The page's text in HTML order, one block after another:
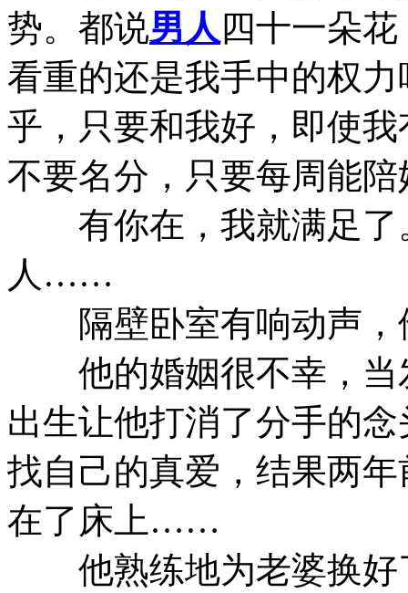
势。都说男人 四十一朵
看重的还是我手中的权
乎，只要和我好，即使我
不要名分，只要每周能
有你在，我就满足了
人……
隔壁卧室有响动声，
他的婚姻很不幸，当
出生让他打消了分手的
找自己的真爱，结果两
在了床上……
他熟练地为老婆换好